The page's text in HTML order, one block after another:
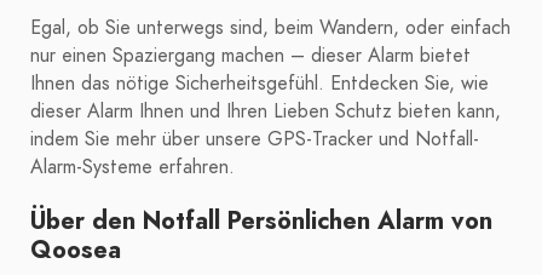
Egal, ob Sie unterwegs sind, beim Wandern, oder einfach
nur einen Spaziergang machen – dieser Alarm bietet
Ihnen das nötige Sicherheitsgefühl. Entdecken Sie, wie
dieser Alarm Ihnen und Ihren Lieben Schutz bieten kann,
indem Sie mehr über unsere GPS-Tracker und Notfall-
Alarm-Systeme erfahren.
Über den Notfall Persönlichen Alarm von
Qoosea